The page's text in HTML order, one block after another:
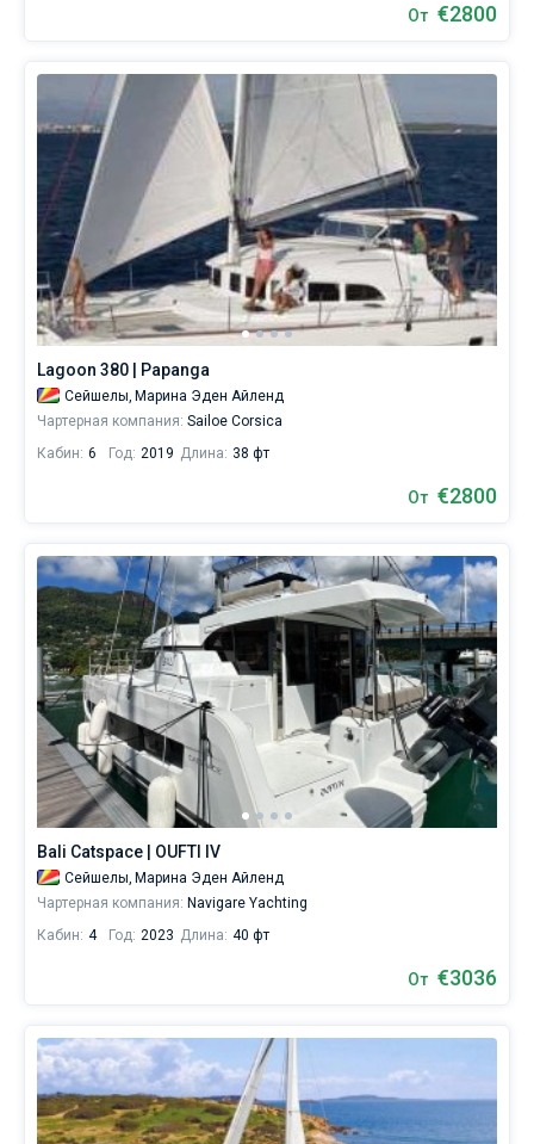
От €2800
Lagoon 380 | Papanga
Сейшелы, Марина Эден Айленд
Чартерная компания: Sailoe Corsica
Кабин: 6 Год: 2019 Длина: 38 фт
От €2800
Bali Catspace | OUFTI IV
Сейшелы, Марина Эден Айленд
Чартерная компания: Navigare Yachting
Кабин: 4 Год: 2023 Длина: 40 фт
От €3036